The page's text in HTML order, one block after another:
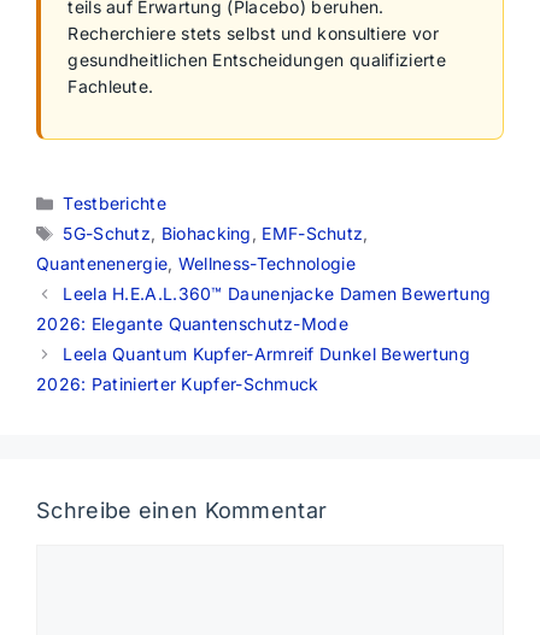
teils auf Erwartung (Placebo) beruhen.
Recherchiere stets selbst und konsultiere vor
gesundheitlichen Entscheidungen qualifizierte
Fachleute.
Kategorien
Testberichte
Schlagwörter
5G-Schutz, Biohacking , EMF-Schutz,
Quantenenergie, Wellness-Technologie
Leela H.E.A.L.360™ Daunenjacke Damen Bewertung
2026: Elegante Quantenschutz-Mode
Leela Quantum Kupfer-Armreif Dunkel Bewertung
2026: Patinierter Kupfer-Schmuck
Schreibe einen Kommentar